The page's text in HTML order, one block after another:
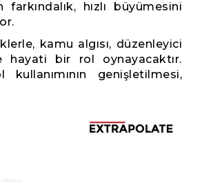
hızlı büyümesini
kamu algısı, düzenleyici
hayati bir rol oynayacaktır.
genişletilmesi,